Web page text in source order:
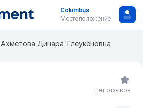
Columbus
Местоположение
Ахметова Динара Тлеукеновна
Нет отзывов